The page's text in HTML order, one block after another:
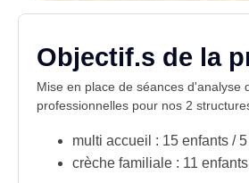
Objectif.s de la
Mise en place de séances d'analyse
professionnelles pour nos 2
multi accueil : 15 enfants /
crèche familiale : 11